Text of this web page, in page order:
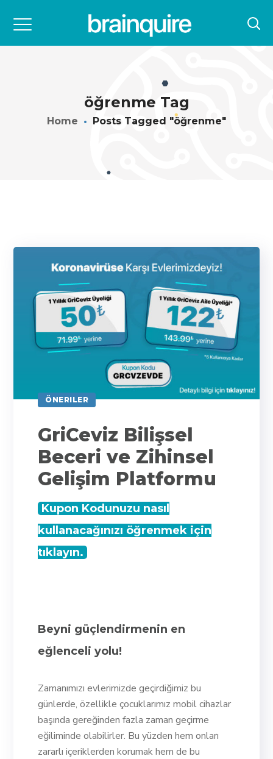
öğrenme Tag
Home Posts Tagged "öğrenme"
ÖNERILER
GriCeviz Bilişsel
Beceri ve Zihinsel
Gelişim Platformu
Kupon Kodunuzu nasıl
kullanacağınızı öğrenmek için
tıklayın.
Beyni güçlendirmenin en
eğlenceli yolu!
Zamanımızı evlerimizde geçirdiğimiz bu
günlerde, özellikle çocuklarımız mobil cihazlar
başında gereğinden fazla zaman geçirme
eğiliminde olabilirler. Bu yüzden hem onları
zararlı içeriklerden korumak hem de bu